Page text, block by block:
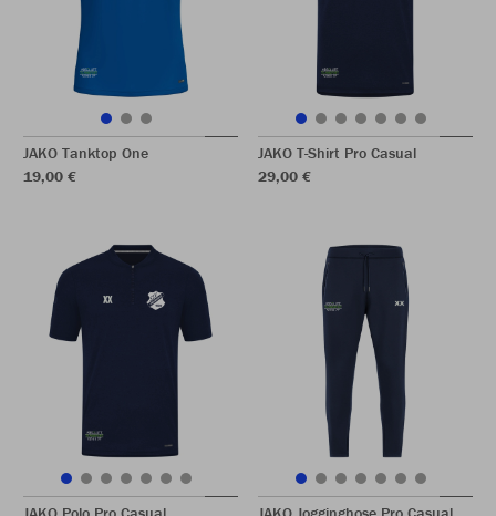
JAKO Tanktop One
19,00 €
JAKO T-Shirt Pro Casual
29,00 €